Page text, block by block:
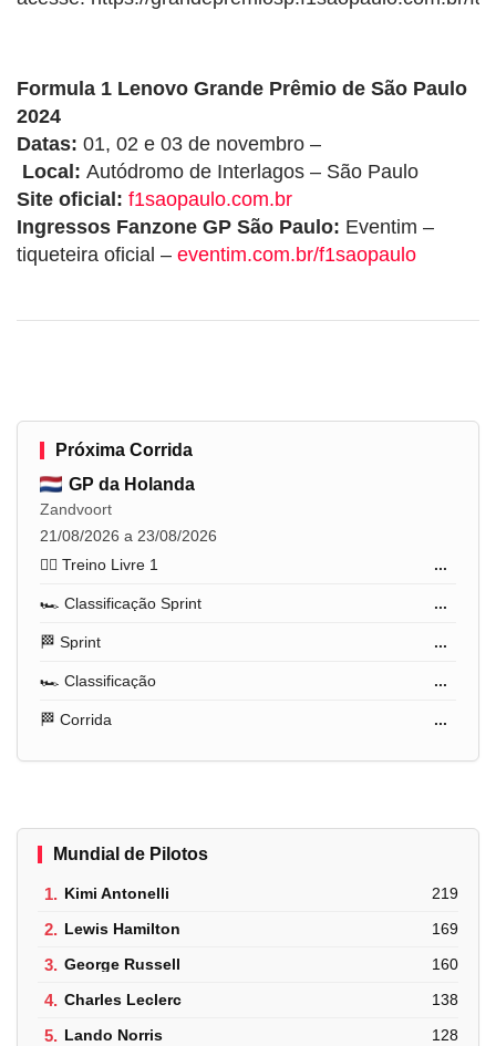
Formula 1 Lenovo Grande Prêmio de São Paulo
2024
Datas: 01, 02 e 03 de novembro –
Local: Autódromo de Interlagos – São Paulo
Site oficial: f1saopaulo.com.br
Ingressos Fanzone GP São Paulo: Eventim –
tiqueteira oficial – eventim.com.br/f1saopaulo
Próxima Corrida
GP da Holanda
Zandvoort
21/08/2026 a 23/08/2026
🏋️‍♂️ Treino Livre 1
...
🏎️ Classificação Sprint ...
🏁 Sprint ...
🏎️ Classificação ...
🏁 Corrida ...
Mundial de Pilotos
1. Kimi Antonelli 219
2. Lewis Hamilton 169
3. George Russell 160
4. Charles Leclerc 138
5. Lando Norris 128